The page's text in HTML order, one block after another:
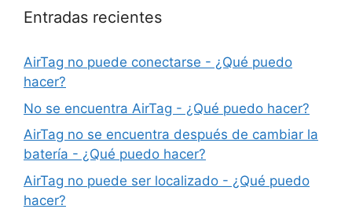
Entradas recientes
AirTag no puede conectarse - ¿Qué puedo
hacer?
No se encuentra AirTag - ¿Qué puedo hacer?
AirTag no se encuentra después de cambiar la
batería - ¿Qué puedo hacer?
AirTag no puede ser localizado - ¿Qué puedo
hacer?